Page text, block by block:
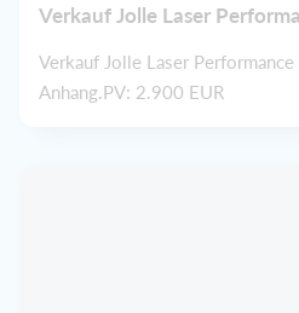
Verkauf Jolle Laser
Verkauf Jolle Laser
Anhang.PV: 2.900 EUR